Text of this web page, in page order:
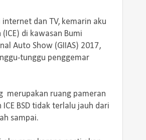
dan TV, kemarin aku
di kawasan Bumi
Auto Show (GIIAS) 2017,
tunggu penggemar
merupakan ruang pameran
BSD tidak terlalu jauh dari
sampai.